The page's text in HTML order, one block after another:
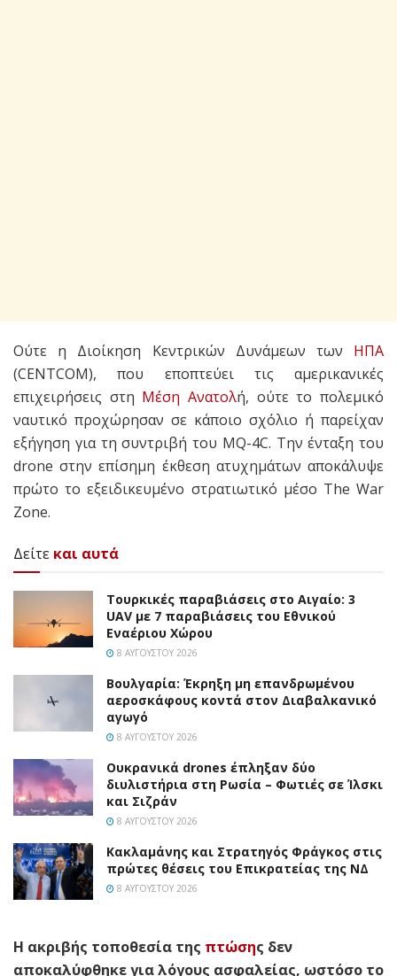
Ούτε η Διοίκηση Κεντρικών Δυνάμεων των ΗΠΑ
(CENTCOM), που εποπτεύει τις αμερικανικές
επιχειρήσεις στη Μέση Ανατολή, ούτε το πολεμικό
ναυτικό προχώρησαν σε κάποιο σχόλιο ή παρείχαν
εξήγηση για τη συντριβή του MQ-4C. Την ένταξη του
drone στην επίσημη έκθεση ατυχημάτων αποκάλυψε
πρώτο το εξειδικευμένο στρατιωτικό μέσο The War
Zone.
Δείτε και αυτά
Τουρκικές παραβιάσεις στο Αιγαίο: 3
UAV με 7 παραβιάσεις του Εθνικού
Εναέριου Χώρου
8 ΑΥΓΟΎΣΤΟΥ 2026
Βουλγαρία: Έκρηξη μη επανδρωμένου
αεροσκάφους κοντά στον Διαβαλκανικό
αγωγό
8 ΑΥΓΟΎΣΤΟΥ 2026
Ουκρανικά drones έπληξαν δύο
διυλιστήρια στη Ρωσία – Φωτιές σε Ίλσκι
και Σιζράν
8 ΑΥΓΟΎΣΤΟΥ 2026
Κακλαμάνης και Στρατηγός Φράγκος στις
πρώτες θέσεις του Επικρατείας της ΝΔ
8 ΑΥΓΟΎΣΤΟΥ 2026
Η ακριβής τοποθεσία της πτώσης δεν
αποκαλύφθηκε για λόγους ασφαλείας, ωστόσο το